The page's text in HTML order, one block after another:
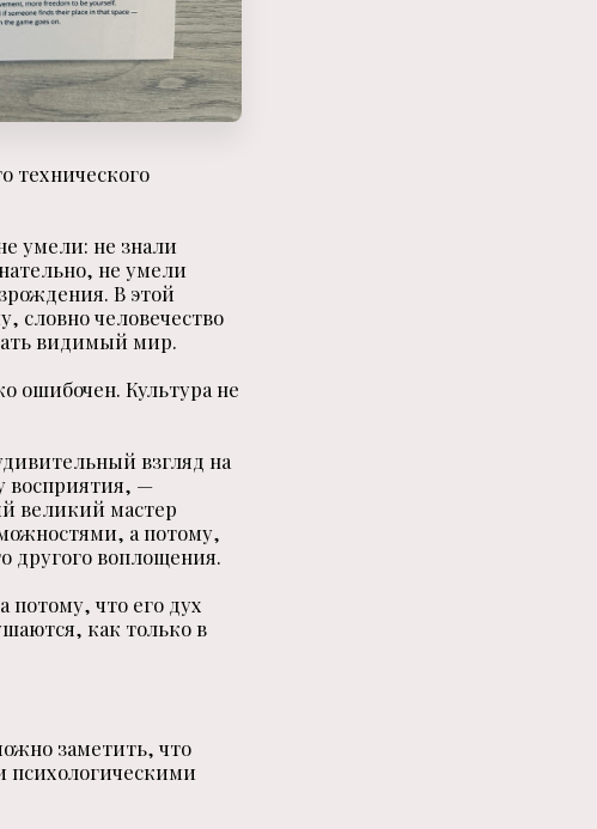
технического
умели: не знали
не умели
В этой
словно человечество
видимый мир.
ошибочен. Культура не
взгляд на
восприятия, —
великий мастер
а потому,
другого воплощения.
потому, что его дух
как только в
заметить, что
психологическими